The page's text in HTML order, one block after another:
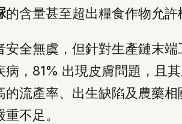
的含量甚至超出糧食作物允許
全無虞，但針對生產鏈末
，81% 出現皮膚問題，且
流產率、出生缺陷及農藥
不足。